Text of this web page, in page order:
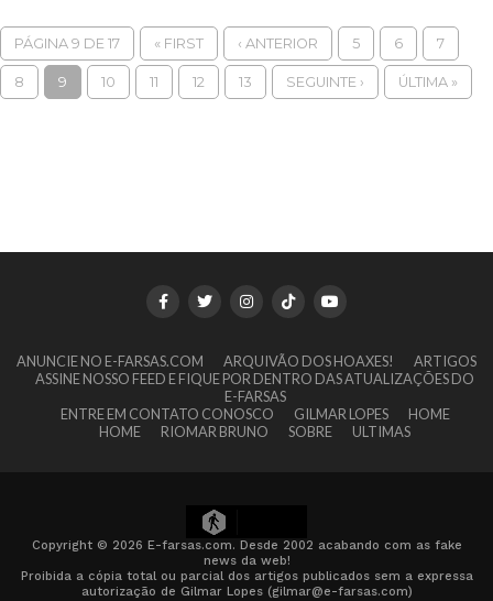
PÁGINA 9 DE 17 « FIRST ‹ ANTERIOR 5 6 7
8 9 10 11 12 13 SEGUINTE › ÚLTIMA »
ANUNCIE NO E-FARSAS.COM ARQUIVÃO DOS HOAXES!
ARTIGOS
ASSINE NOSSO FEED E FIQUE POR DENTRO DAS ATUALIZAÇÕES DO
E-FARSAS
ENTRE EM CONTATO CONOSCO
GILMAR LOPES
HOME
HOME
RIOMAR BRUNO SOBRE ULTIMAS
Copyright © 2026 E-farsas.com. Desde 2002 acabando com as fake
news da web!
Proibida a cópia total ou parcial dos artigos publicados sem a expressa
autorização de Gilmar Lopes (gilmar@e-farsas.com)